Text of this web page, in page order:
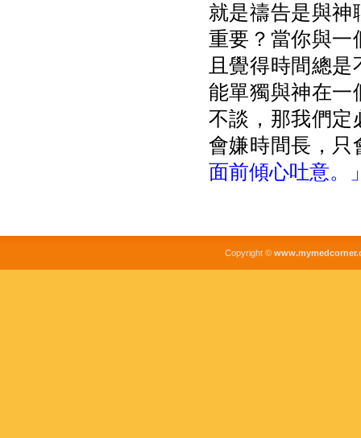
就是禱告是與神
重要？當你與一
且覺得時間總
能單獨與神在一
不談，那我們定
會嫌時間長，只
面前傾心吐意。
Copyright ©